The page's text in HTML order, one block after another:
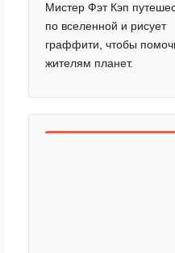
Мистер Фэт Кэп
по вселенной и рисует
граффити, чтобы
жителям планет.